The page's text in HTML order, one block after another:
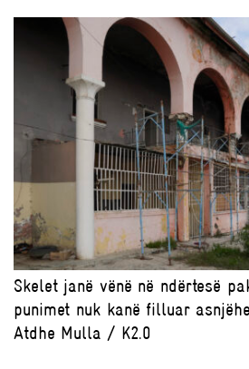
Skelet janë vënë në ndërtesë
punimet nuk kanë filluar
Atdhe Mulla / K2.0